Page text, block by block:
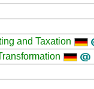
and Taxation